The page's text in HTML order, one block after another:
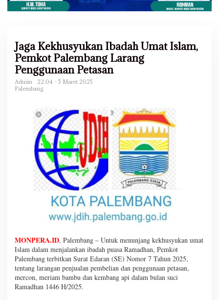
Jaga Kekhusyukan Ibadah Umat Islam,
Pemkot Palembang Larang
Penggunaan Petasan
Admin
22:04 - 5 Maret 2025
Palembang
MONPERA.ID, Palembang – Untuk menunjang kekhusyukan umat
Islam dalam menjalankan ibadah puasa Ramadhan, Pemkot
Palembang terbitkan Surat Edaran (SE) Nomor 7 Tahun 2025,
tentang larangan penjualan pembelian dan penggunaan petasan,
mercon, meriam bambu dan kembang api dalam bulan suci
Ramadhan 1446 H/2025.